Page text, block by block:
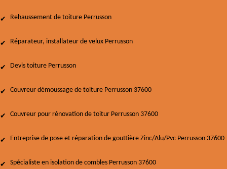
Rehaussement de toiture Perrusson
Réparateur, installateur de velux Perrusson
Devis toiture Perrusson
Couvreur démoussage de toiture Perrusson 37600
Couvreur pour rénovation de toitur Perrusson 37600
Entreprise de pose et réparation de gouttière Zinc/Alu/Pvc Perrusson 37600
Spécialiste en isolation de combles Perrusson 37600